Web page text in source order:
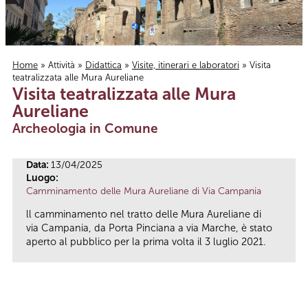
Tu sei qui
Home » Attività » Didattica » Visite, itinerari e laboratori » Visita
teatralizzata alle Mura Aureliane
Visita teatralizzata alle Mura
Aureliane
Archeologia in Comune
Data: 13/04/2025
Luogo:
Camminamento delle Mura Aureliane di Via Campania
ll camminamento nel tratto delle Mura Aureliane di
via Campania, da Porta Pinciana a via Marche, è stato
aperto al pubblico per la prima volta il 3 luglio 2021.